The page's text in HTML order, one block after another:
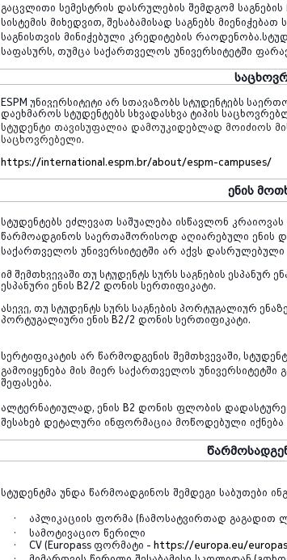
გაცვლითი სემესტრის დასრულების შემდგომ საგნების
სისტემის მიხედვით, შესაბამისად საგნებს მიენიჭებათ
საგნისთვის მინიჭებული კრედიტების რაოდენობა.
საფასურს, თუმცა საქართველოს უნივერსიტეტში
ESPM უნივერსიტეტი არ სთავაზობს სტუდენტებს
დაეხმაროს სტუდენტებს სხვადასხვა ტიპის
სტუდენტი თავისუფალია დამოუკიდებლად მოიძიოს
საცხოვრებელი.
https://international.espm.br/about/espm-campuses/
ენის
სტუდენტებს ეძლევათ საშუალება ისწავლონ კრაიოვას
წარმოადგინოს საერთაშორისოდ აღიარებული ენის
საქართველოს უნივერსიტეტში არ აქვს დასრულებული
იმ შემთხვევაში თუ სტუდენტს სურს საგნების ესპანურ
ესპანური ენის B2/2 დონის სერთიფიკატი.
ასევე, თუ სტუდენტს სურს საგნების პორტუგალიურ
პორტუგალიური ენის B2/2 დონის სერთიფიკატი.
სერტიფიკატის არ წარმოდგენის შემთხვევაში,
გამოიყენება მის მიერ საქართველოს უნივერსიტეტში
შეფასება.
ალტერნატიულად, ენის B2 დონის ფლობის
შესახებ დეტალური ინფორმაცია მოწოდებული იქნება
სტუდენტმა უნდა წარმოადგინოს შემდეგი საბუთები
· აპლიკაციის ფორმა (ჩამოსატვირთად გაგადით
·
სამოტივაციო წერილი
·
CV (Europass ფორმატი - https://europa.eu/